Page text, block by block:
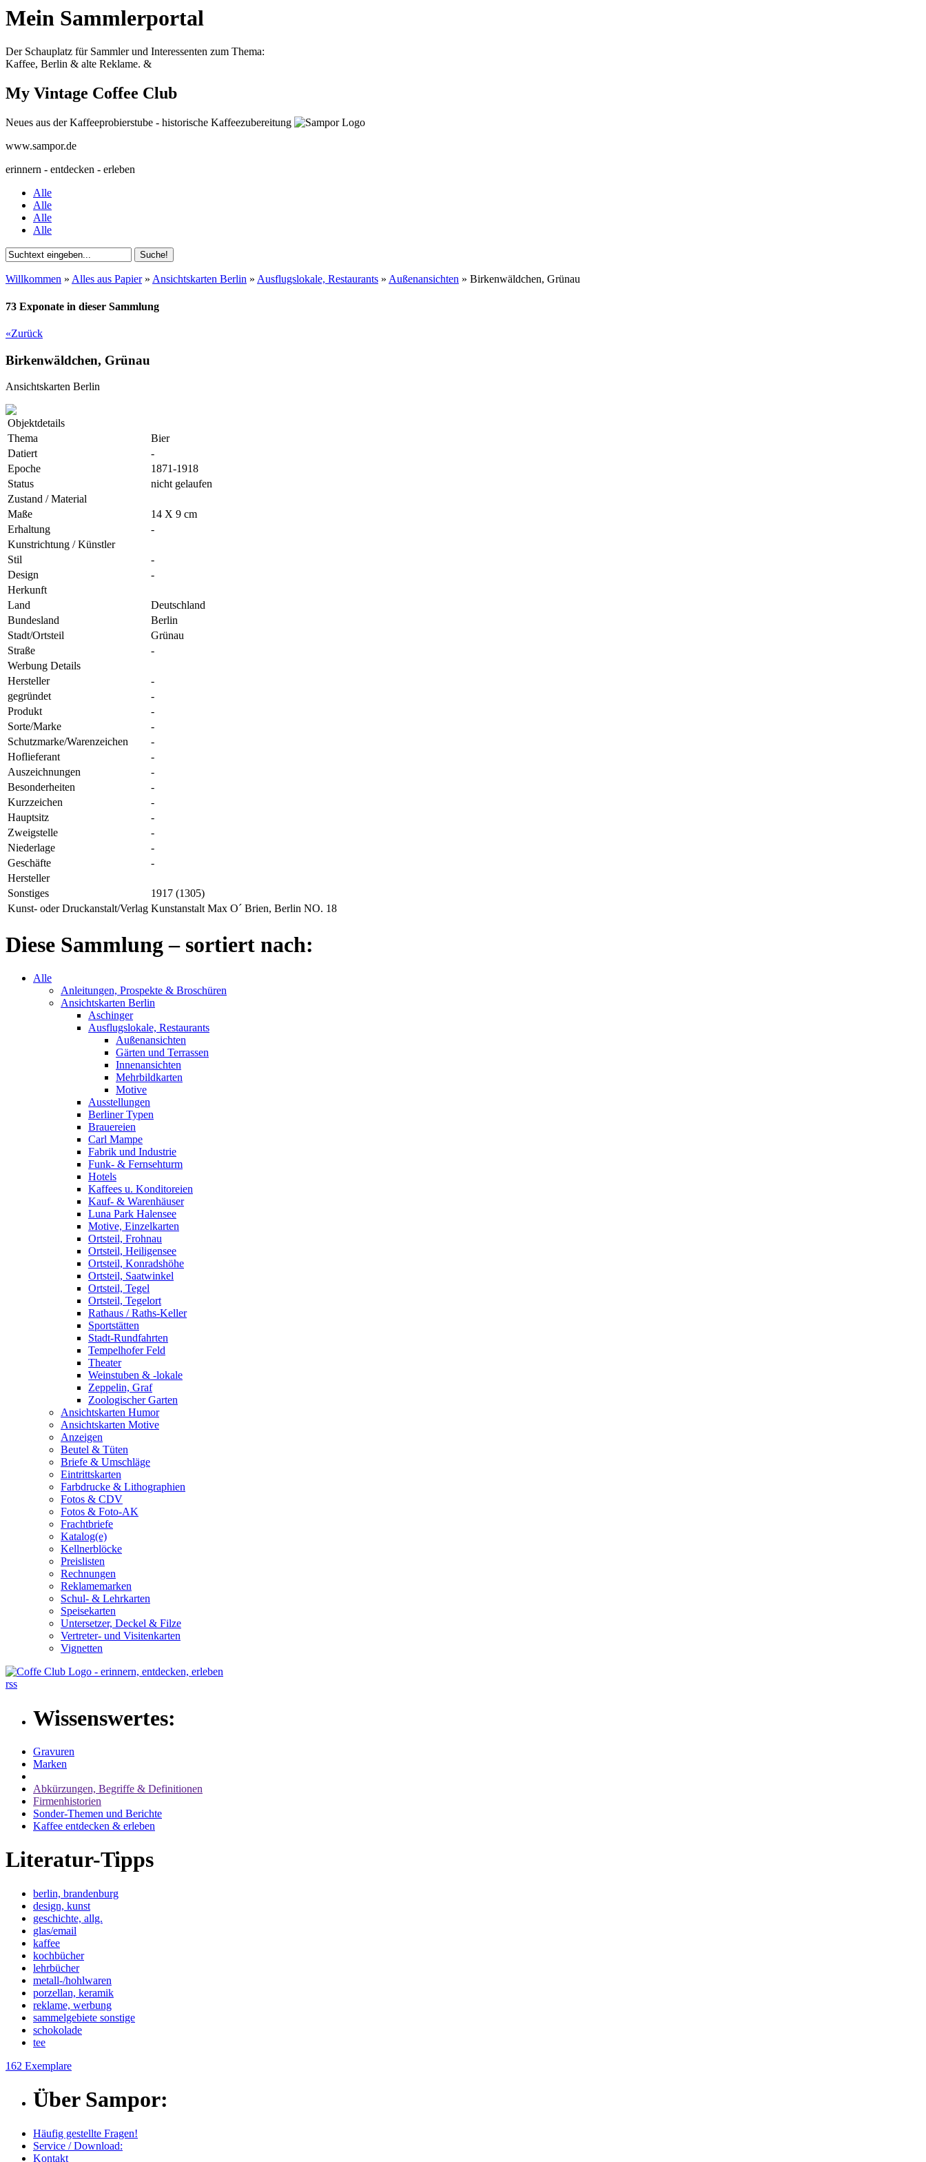
Mein Sammlerportal
Der Schauplatz für Sammler und Interessenten zum Thema:
Kaffee, Berlin & alte Reklame. &
My Vintage Coffee Club
Neues aus der Kaffeeprobierstube - historische Kaffeezubereitung
www.sampor.de
erinnern - entdecken - erleben
Alle
Alle
Alle
Alle
Willkommen » Alles aus Papier» Ansichtskarten Berlin » Ausflugslokale, Restaurants » Außenansichten » Birkenwäldchen, Grünau
73 Exponate in dieser Sammlung
«Zurück
Birkenwäldchen, Grünau
Ansichtskarten Berlin
Objektdetails
Thema
Bier
Datiert
-
Epoche
1871-1918
Status
nicht gelaufen
Zustand / Material
Maße
14 X 9 cm
Erhaltung
-
Kunstrichtung / Künstler
Stil
-
Design
-
Herkunft
Land
Deutschland
Bundesland
Berlin
Stadt/Ortsteil
Grünau
Straße
-
Werbung Details
Hersteller
-
gegründet
-
Produkt
-
Sorte/Marke
-
Schutzmarke/Warenzeichen
-
Hoflieferant
-
Auszeichnungen
-
Besonderheiten
-
Kurzzeichen
-
Hauptsitz
-
Zweigstelle
-
Niederlage
-
Geschäfte
-
Hersteller
Sonstiges
1917 (1305)
Kunst- oder Druckanstalt/Verlag Kunstanstalt Max O´ Brien, Berlin NO. 18
Diese Sammlung – sortiert nach:
Alle
Anleitungen, Prospekte & Broschüren
Ansichtskarten Berlin
Aschinger
Ausflugslokale, Restaurants
Außenansichten
Gärten und Terrassen
Innenansichten
Mehrbildkarten
Motive
Ausstellungen
Berliner Typen
Brauereien
Carl Mampe
Fabrik und Industrie
Funk- & Fernsehturm
Hotels
Kaffees u. Konditoreien
Kauf- & Warenhäuser
Luna Park Halensee
Motive, Einzelkarten
Ortsteil, Frohnau
Ortsteil, Heiligensee
Ortsteil, Konradshöhe
Ortsteil, Saatwinkel
Ortsteil, Tegel
Ortsteil, Tegelort
Rathaus / Raths-Keller
Sportstätten
Stadt-Rundfahrten
Tempelhofer Feld
Theater
Weinstuben & -lokale
Zeppelin, Graf
Zoologischer Garten
Ansichtskarten Humor
Ansichtskarten Motive
Anzeigen
Beutel & Tüten
Briefe & Umschläge
Eintrittskarten
Farbdrucke & Lithographien
Fotos & CDV
Fotos & Foto-AK
Frachtbriefe
Katalog(e)
Kellnerblöcke
Preislisten
Rechnungen
Reklamemarken
Schul- & Lehrkarten
Speisekarten
Untersetzer, Deckel & Filze
Vertreter- und Visitenkarten
Vignetten
rss
Wissenswertes:
Gravuren
Marken
Abkürzungen, Begriffe & Definitionen
Firmenhistorien
Sonder-Themen und Berichte
Kaffee entdecken & erleben
Literatur-Tipps
berlin, brandenburg
design, kunst
geschichte, allg.
glas/email
kaffee
kochbücher
lehrbücher
metall-/hohlwaren
porzellan, keramik
reklame, werbung
sammelgebiete sonstige
schokolade
tee
162 Exemplare
Über Sampor:
Häufig gestellte Fragen!
Service / Download:
Kontakt